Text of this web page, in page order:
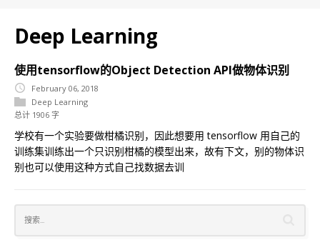
Deep Learning
使用tensorflow的Object Detection API做物体识别
February 06, 2018
Deep Learning
总计 1906 字
学校有一个实验要做柑橘识别，因此想要用 tensorflow 用自己的
训练集训练出一个只识别柑橘的模型出来，故有下文，别的物体识
别也可以使用这种方式自己找数据去训